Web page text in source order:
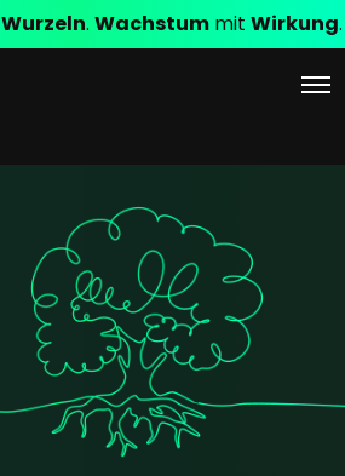
Wurzeln. Wachstum mit Wirkung.